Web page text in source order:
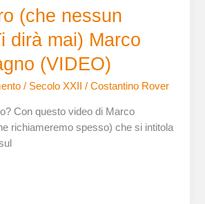
(che nessun
dirà mai) Marco
(VIDEO)
/ Secolo XXII /Costantino Rover
Con questo video di Marco
richiameremo spesso) che si intitola